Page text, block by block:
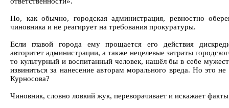
Но, как обычно, городская администрация, ревностно
чиновника и не реагирует на требования прокуратуры.
Если главой города ему прощается его действия
авторитет администрации, а также нецелевые затраты
то культурный и воспитанный человек, нашёл бы в себе
извиниться за нанесение авторам морального вреда. Но это не
Курносова?
Чиновник, словно ловкий жук, переворачивает и искажает